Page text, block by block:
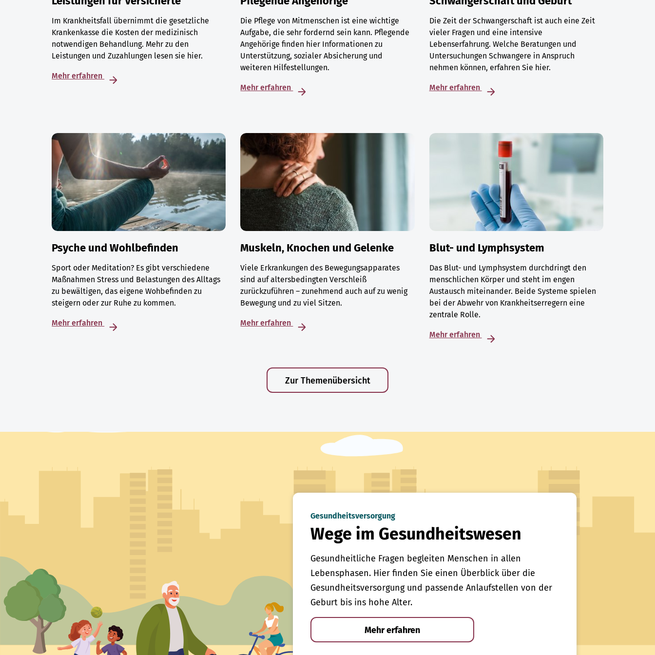
Im Krankheitsfall übernimmt die gesetzliche
Krankenkasse die Kosten der medizinisch
notwendigen Behandlung. Mehr zu den
Leistungen und Zuzahlungen lesen sie hier.
Mehr erfahren
Die Pflege von Mitmenschen ist eine wichtige
Aufgabe, die sehr fordernd sein kann. Pflegende
Angehörige finden hier Informationen zu
Unterstützung, sozialer Absicherung und
weiteren Hilfestellungen.
Mehr erfahren
Die Zeit der Schwangerschaft ist auch eine Zeit
vieler Fragen und eine intensive
Lebenserfahrung. Welche Beratungen und
Untersuchungen Schwangere in Anspruch
nehmen können, erfahren Sie hier.
Mehr erfahren
Psyche und Wohlbefinden
Sport oder Meditation? Es gibt verschiedene
Maßnahmen Stress und Belastungen des Alltags
zu bewältigen, das eigene Wohbefinden zu
steigern oder zur Ruhe zu kommen.
Mehr erfahren
Muskeln, Knochen und Gelenke
Viele Erkrankungen des Bewegungsapparates
sind auf altersbedingten Verschleiß
zurückzuführen – zunehmend auch auf zu wenig
Bewegung und zu viel Sitzen.
Mehr erfahren
Blut- und Lymphsystem
Das Blut- und Lymphsystem durchdringt den
menschlichen Körper und steht im engen
Austausch miteinander. Beide Systeme spielen
bei der Abwehr von Krankheitserregern eine
zentrale Rolle.
Mehr erfahren
Zur Themenübersicht
Gesundheitsversorgung
Wege im Gesundheitswesen
Gesundheitliche Fragen begleiten Menschen in allen
Lebensphasen. Hier finden Sie einen Überblick über die
Gesundheitsversorgung und passende Anlaufstellen von der
Geburt bis ins hohe Alter.
Mehr erfahren